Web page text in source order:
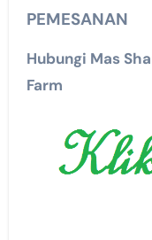
PEMESANAN
Hubungi Mas
Farm